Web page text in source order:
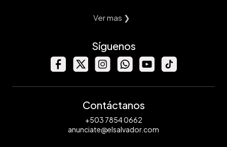
Ver mas ❯
Síguenos
Contáctanos
+503 7854 0662
anunciate@elsalvador.com